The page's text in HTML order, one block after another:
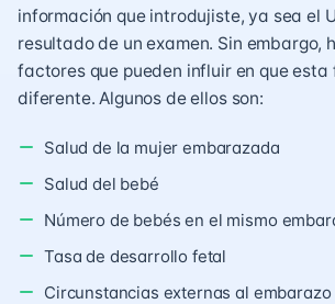
información que introdujiste, ya sea el
resultado de un examen. Sin embargo,
factores que pueden influir en que esta
diferente. Algunos de ellos son:
Salud de la mujer embarazada
Salud del bebé
Número de bebés en el mismo
Tasa de desarrollo fetal
Circunstancias externas al embarazo